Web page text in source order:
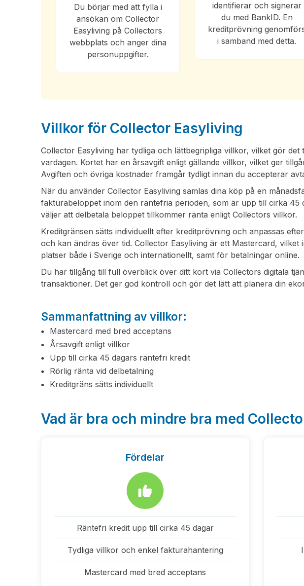
Du börjar med att fylla i
ansökan om Collector
Easyliving på Collectors
webbplats och anger dina
personuppgifter.
identifierar och signerar
du med BankID. En
kreditprövning
i samband med detta.
Villkor för Collector Easyliving
Collector Easyliving har tydliga och lättbegripliga villkor, vilket gör
vardagen. Kortet har en årsavgift enligt gällande villkor, vilket ger
Avgiften och övriga kostnader framgår tydligt innan du accepterar
När du använder Collector Easyliving samlas dina köp på en
fakturabeloppet inom den räntefria perioden, som är upp till cirka 45
väljer att delbetala beloppet tillkommer ränta enligt Collectors villkor.
Kreditgränsen sätts individuellt efter kreditprövning och anpassas
och kan ändras över tid. Collector Easyliving är ett Mastercard,
platser både i Sverige och internationellt, samt för betalningar online.
Du har tillgång till full överblick över ditt kort via Collectors digitala
transaktioner. Det ger god kontroll och gör det lätt att planera din
Sammanfattning av villkor:
Mastercard med bred acceptans
Årsavgift enligt villkor
Upp till cirka 45 dagars räntefri kredit
Rörlig ränta vid delbetalning
Kreditgräns sätts individuellt
Vad är bra och mindre bra med
Fördelar
Räntefri kredit upp till cirka 45 dagar
Tydliga villkor och enkel fakturahantering
Mastercard med bred acceptans